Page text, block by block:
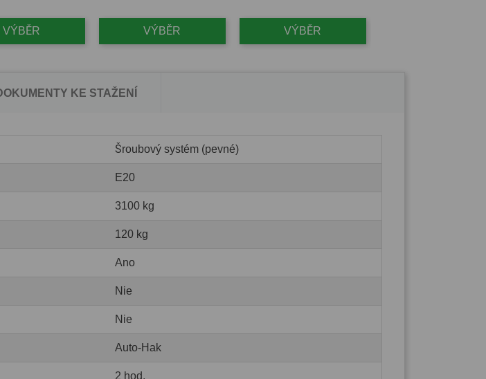
VÝBĚR VÝBĚR VÝBĚR
KE STAŽENÍ
Šroubový systém (pevné)
E20
3100 kg
120 kg
Ano
Nie
Nie
Auto-Hak
2 hod.